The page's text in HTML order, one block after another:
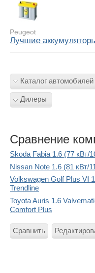
Peugeot
Лучшие
Каталог автомобилей
Дилеры
Сравнение
Skoda Fabia 1.6 (77
Nissan Note 1.6 (81 кВт/
Volkswagen Golf Plus VI
Trendline
Toyota Auris 1.6
Comfort Plus
Сравнить